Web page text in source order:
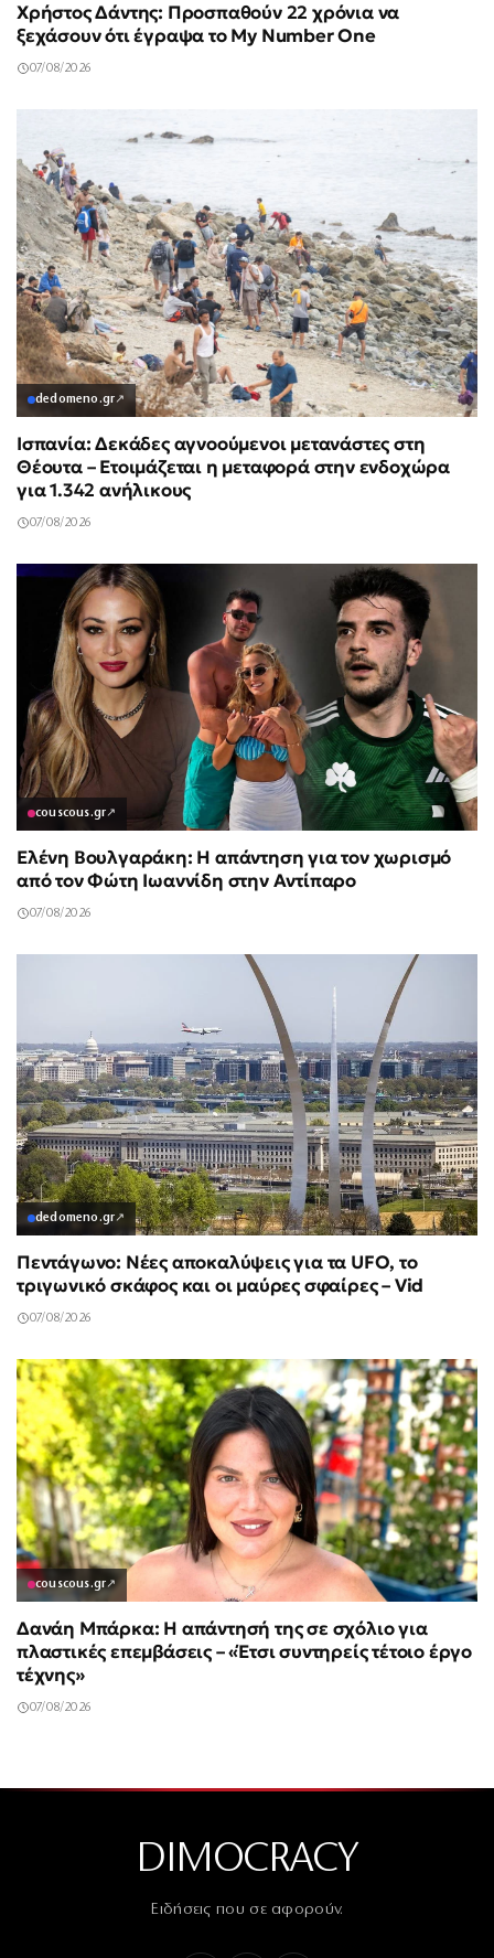
Χρήστος Δάντης: Προσπαθούν 22 χρόνια να
ξεχάσουν ότι έγραψα το My Number One
07/08/2026
dedomeno.gr↗
Ισπανία: Δεκάδες αγνοούμενοι μετανάστες στη
Θέουτα – Ετοιμάζεται η μεταφορά στην ενδοχώρα
για 1.342 ανήλικους
07/08/2026
couscous.gr↗
Ελένη Βουλγαράκη: Η απάντηση για τον χωρισμό
από τον Φώτη Ιωαννίδη στην Αντίπαρο
07/08/2026
dedomeno.gr↗
Πεντάγωνο: Νέες αποκαλύψεις για τα UFO, το
τριγωνικό σκάφος και οι μαύρες σφαίρες – Vid
07/08/2026
couscous.gr↗
Δανάη Μπάρκα: Η απάντησή της σε σχόλιο για
πλαστικές επεμβάσεις – «Έτσι συντηρείς τέτοιο έργο
τέχνης»
07/08/2026
DIMOCRACY
Ειδήσεις που σε αφορούν.